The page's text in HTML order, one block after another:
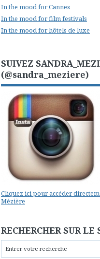
In the mood for Cannes
In the mood for film festivals
In the mood for hôtels de luxe
SUIVEZ
(@sandra_meziere)
Cliquez ici pour accéder
Mézière
RECHERCHER SUR LE